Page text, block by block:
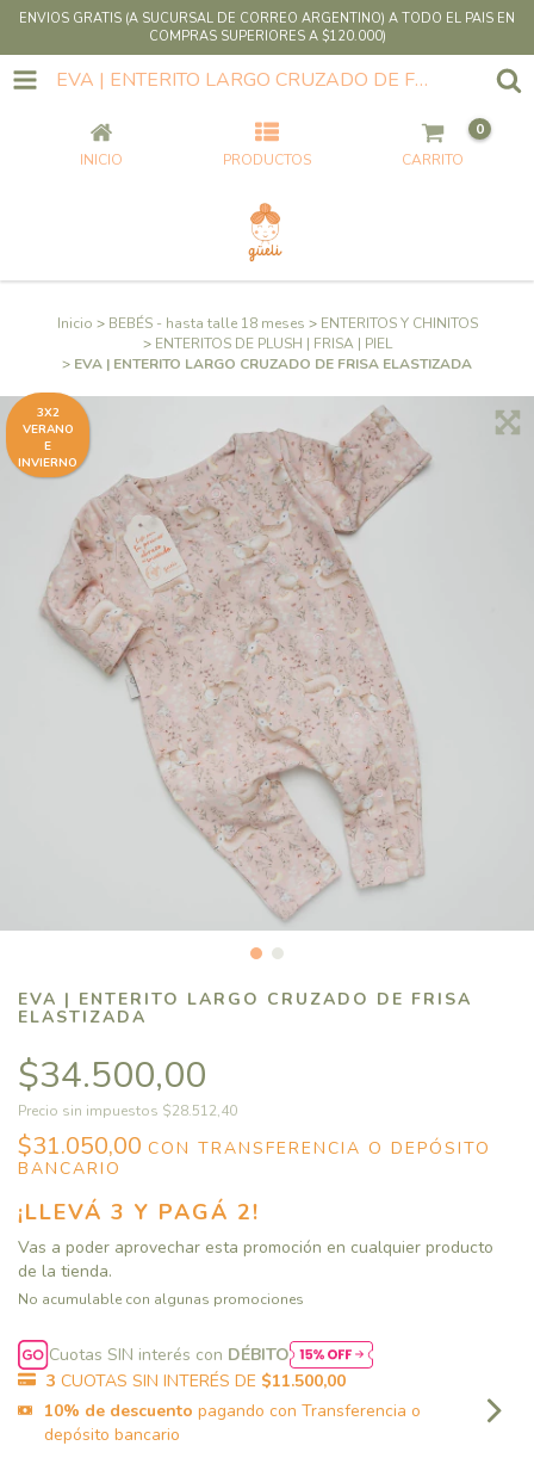
ENVIOS GRATIS (A SUCURSAL DE CORREO ARGENTINO) A TODO EL PAIS EN
COMPRAS SUPERIORES A $120.000)
EVA | ENTERITO LARGO CRUZADO DE FRISA ELASTIZADA
INICIO PRODUCTOS CARRITO
0
Inicio > BEBÉS - hasta talle 18 meses > ENTERITOS Y CHINITOS
> ENTERITOS DE PLUSH | FRISA | PIEL
> EVA | ENTERITO LARGO CRUZADO DE FRISA ELASTIZADA
3X2
VERANO
E
INVIERNO
EVA | ENTERITO LARGO CRUZADO DE FRISA
ELASTIZADA
$34.500,00
Precio sin impuestos $28.512,40
$31.050,00 CON TRANSFERENCIA O DEPÓSITO
BANCARIO
¡LLEVÁ 3 Y PAGÁ 2!
Vas a poder aprovechar esta promoción en cualquier producto
de la tienda.
No acumulable con algunas promociones
Cuotas SIN interés con DÉBITO
3 CUOTAS SIN INTERÉS DE $11.500,00
10% de descuento pagando con Transferencia o
depósito bancario